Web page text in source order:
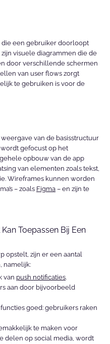
die een gebruiker doorloopt
visuele diagrammen die de
door verschillende schermen
van user flows zorgt
te gebruiken is voor de
van de basisstructuur
gefocust op het
opbouw van de app
van elementen zoals tekst,
Wireframes kunnen worden
– zoals Figma – en zijn te
Toepassen Bij Een
opstelt, zijn er een aantal
namelijk:
van push notificaties.
aan door bijvoorbeeld
goed: gebruikers raken
te maken voor
delen op social media, wordt